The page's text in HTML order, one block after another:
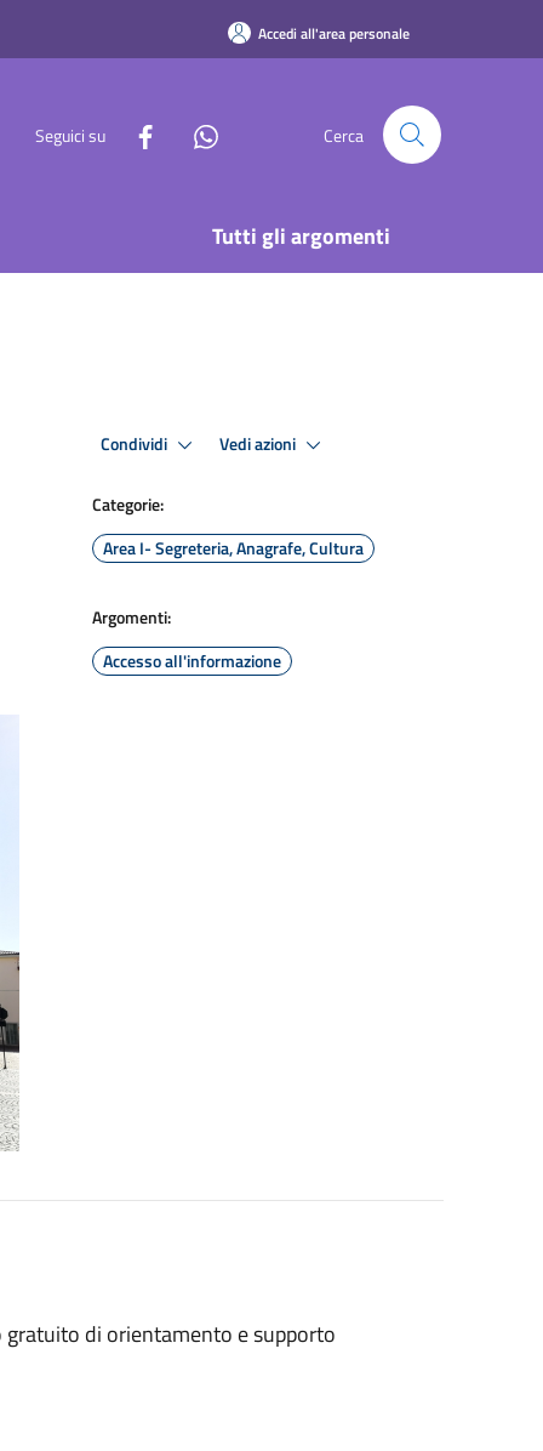
Accedi all'area personale
Seguici su Cerca
Tutti gli argomenti
Condividi Vedi azioni
Categorie:
Area I- Segreteria, Anagrafe, Cultura
Argomenti:
Accesso all'informazione
di orientamento e supporto